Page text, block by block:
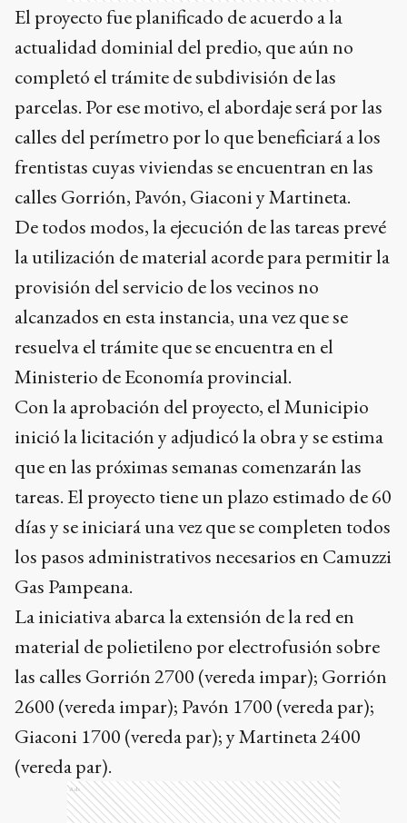
El proyecto fue planificado de acuerdo a la
actualidad dominial del predio, que aún no
completó el trámite de subdivisión de las
parcelas. Por ese motivo, el abordaje será por las
calles del perímetro por lo que beneficiará a los
frentistas cuyas viviendas se encuentran en las
calles Gorrión, Pavón, Giaconi y Martineta.
De todos modos, la ejecución de las tareas prevé
la utilización de material acorde para permitir la
provisión del servicio de los vecinos no
alcanzados en esta instancia, una vez que se
resuelva el trámite que se encuentra en el
Ministerio de Economía provincial.
Con la aprobación del proyecto, el Municipio
inició la licitación y adjudicó la obra y se estima
que en las próximas semanas comenzarán las
tareas. El proyecto tiene un plazo estimado de 60
días y se iniciará una vez que se completen todos
los pasos administrativos necesarios en Camuzzi
Gas Pampeana.
La iniciativa abarca la extensión de la red en
material de polietileno por electrofusión sobre
las calles Gorrión 2700 (vereda impar); Gorrión
2600 (vereda impar); Pavón 1700 (vereda par);
Giaconi 1700 (vereda par); y Martineta 2400
(vereda par).
Ads